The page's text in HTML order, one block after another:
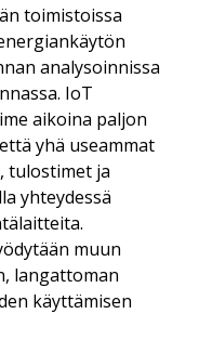
toimistoissa
analysoinnissa
IoT
aikoina paljon
yhä useammat
tulostimet ja
yhteydessä
muun
langattoman
käyttämisen